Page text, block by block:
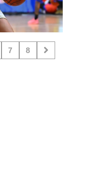
7 8